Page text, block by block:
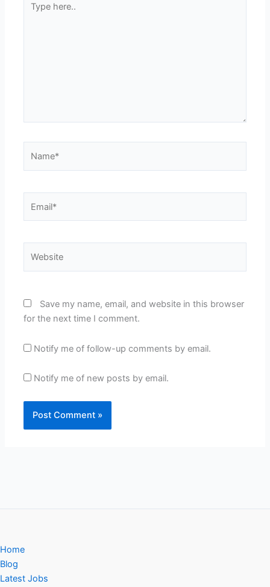
here..
Save my name, email, and website in this browser
for the next time I comment.
Notify me of follow-up comments by email.
Notify me of new posts by email.
Home
Blog
Latest Jobs